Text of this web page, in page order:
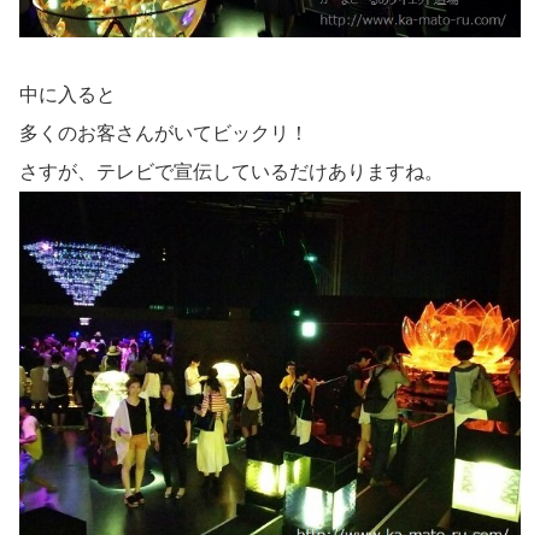
中に入ると
多くのお客さんがいてビックリ！
さすが、テレビで宣伝しているだけありますね。